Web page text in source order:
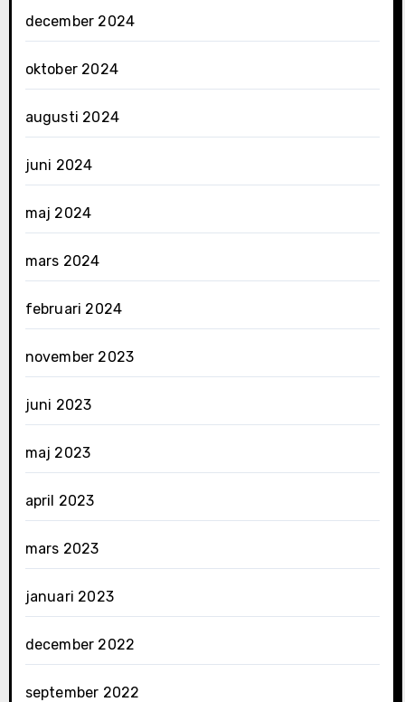
december 2024
oktober 2024
augusti 2024
juni 2024
maj 2024
mars 2024
februari 2024
november 2023
juni 2023
maj 2023
april 2023
mars 2023
januari 2023
december 2022
september 2022